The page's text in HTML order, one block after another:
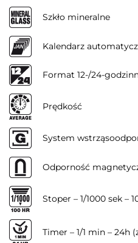
Szkło mineralne
Kalendarz
Format 12-/24-
Prędkość
System
Odporność
Stoper – 1/1000 sek –
Timer – 1/1 min – 24h